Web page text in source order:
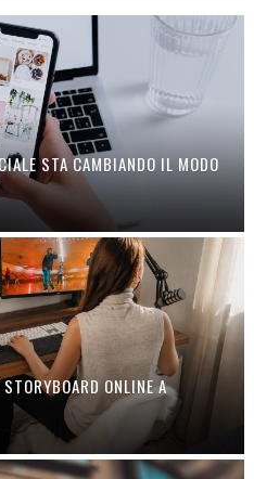
STA CAMBIANDO IL MODO
ONLINE A